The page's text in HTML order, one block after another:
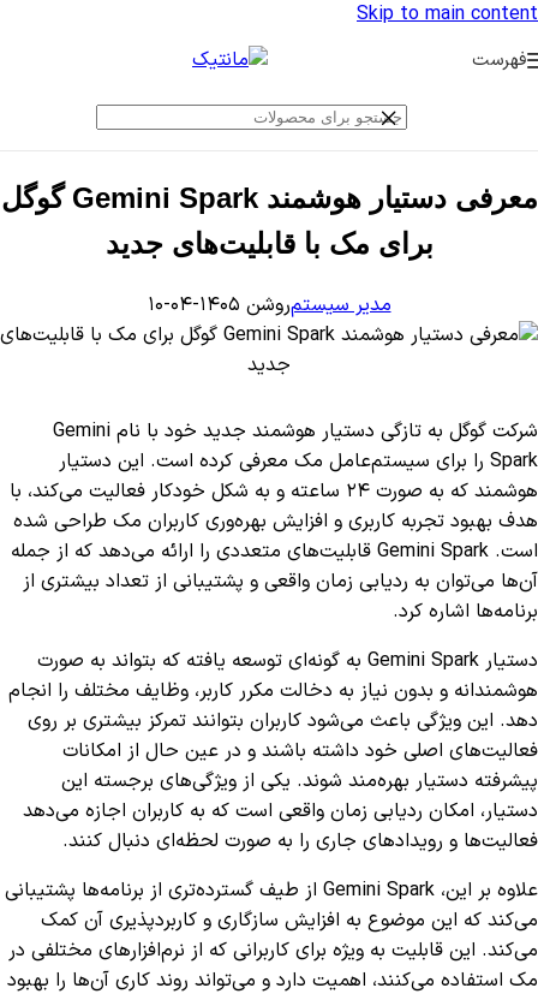
Skip to main content
فهرست
معرفی دستیار هوشمند Gemini Spark گوگل
برای مک با قابلیت‌های جدید
مدیر سیستمروشن ۱۴۰۵-۰۴-۱۰
شرکت گوگل به تازگی دستیار هوشمند جدید خود با نام Gemini
Spark را برای سیستم‌عامل مک معرفی کرده است. این دستیار
هوشمند که به صورت ۲۴ ساعته و به شکل خودکار فعالیت می‌کند، با
هدف بهبود تجربه کاربری و افزایش بهره‌وری کاربران مک طراحی شده
است. Gemini Spark قابلیت‌های متعددی را ارائه می‌دهد که از جمله
آن‌ها می‌توان به ردیابی زمان واقعی و پشتیبانی از تعداد بیشتری از
برنامه‌ها اشاره کرد.
دستیار Gemini Spark به گونه‌ای توسعه یافته که بتواند به صورت
هوشمندانه و بدون نیاز به دخالت مکرر کاربر، وظایف مختلف را انجام
دهد. این ویژگی باعث می‌شود کاربران بتوانند تمرکز بیشتری بر روی
فعالیت‌های اصلی خود داشته باشند و در عین حال از امکانات
پیشرفته دستیار بهره‌مند شوند. یکی از ویژگی‌های برجسته این
دستیار، امکان ردیابی زمان واقعی است که به کاربران اجازه می‌دهد
فعالیت‌ها و رویدادهای جاری را به صورت لحظه‌ای دنبال کنند.
علاوه بر این، Gemini Spark از طیف گسترده‌تری از برنامه‌ها پشتیبانی
می‌کند که این موضوع به افزایش سازگاری و کاربردپذیری آن کمک
می‌کند. این قابلیت به ویژه برای کاربرانی که از نرم‌افزارهای مختلفی در
مک استفاده می‌کنند، اهمیت دارد و می‌تواند روند کاری آن‌ها را بهبود